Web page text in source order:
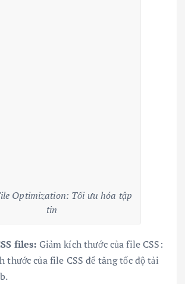
Optimization: Tối ưu hóa tập
tin
files: Giảm kích thước của file CSS:
thước của file CSS để tăng tốc độ tải